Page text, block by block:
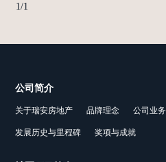
1/1
公司简介
关于瑞安房地产 品牌理念 公司业务
发展历史与里程碑 奖项与成就